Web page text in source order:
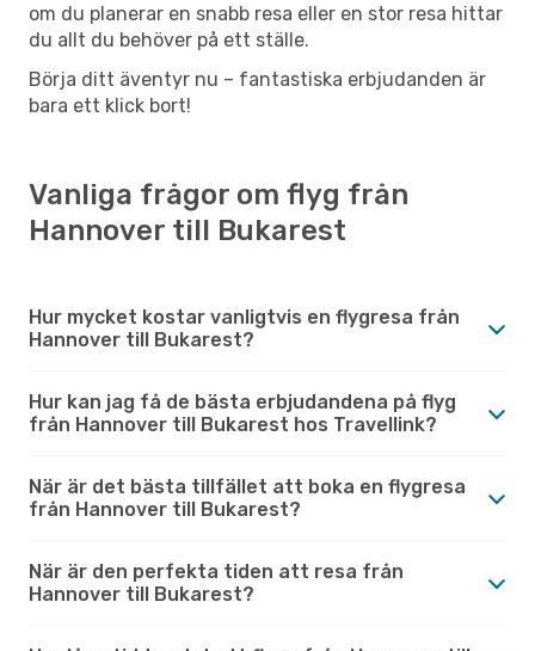
om du planerar en snabb resa eller en stor resa hittar
du allt du behöver på ett ställe.
Börja ditt äventyr nu – fantastiska erbjudanden är
bara ett klick bort!
Vanliga frågor om flyg från
Hannover till Bukarest
Hur mycket kostar vanligtvis en flygresa från
Hannover till Bukarest?
Hur kan jag få de bästa erbjudandena på flyg
från Hannover till Bukarest hos Travellink?
När är det bästa tillfället att boka en flygresa
från Hannover till Bukarest?
När är den perfekta tiden att resa från
Hannover till Bukarest?